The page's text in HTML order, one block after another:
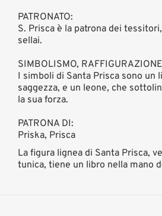
PATRONATO:
S. Prisca è la patrona dei
sellai.
SIMBOLISMO,
I simboli di Santa Prisca sono un
saggezza, e un leone, che
la sua forza.
PATRONA DI:
Priska, Prisca
La figura lignea di Santa Prisca,
tunica, tiene un libro nella mano